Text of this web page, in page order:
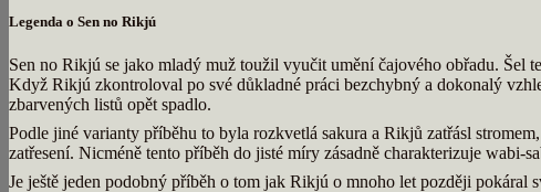
Legenda o Sen no Rikjú
Sen no Rikjú se jako mladý muž toužil vyučit umění čajového obřadu. Šel
Když Rikjú zkontroloval po své důkladné práci bezchybný a dokonalý
zbarvených listů opět spadlo.
Podle jiné varianty příběhu to byla rozkvetlá sakura a Rikjů zatřásl
zatřesení. Nicméně tento příběh do jisté míry zásadně charakterizuje wabi-
Je ještě jeden podobný příběh o tom jak Rikjú o mnoho let později pokáral